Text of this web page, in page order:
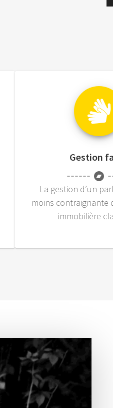
Gestion
La gestion d’un
moins contraignante
immobilière